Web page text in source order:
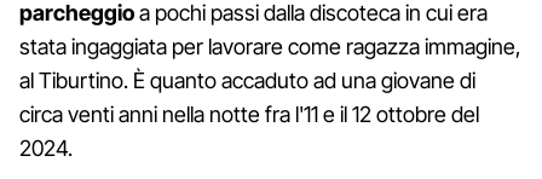
parcheggioa pochi passi dalla discoteca in cui era
stata ingaggiata per lavorare come ragazza immagine,
al Tiburtino. È quanto accaduto ad una giovane di
circa venti anni nella notte fra l'11 e il 12 ottobre del
2024.